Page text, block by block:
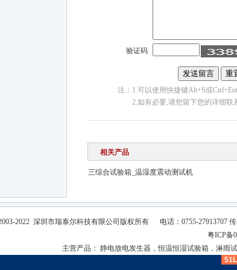
验证码
注：1.可以使用快捷键Alt+S或
2.如有必要,请您留下您的详细联
相关产品
三综合试验箱_温湿度震动测试机
2022 深圳市瑞泰尔科技有限公司 版权所有 电话：0755-27913707 传
粤ICP备
主营产品： 静电放电发生器，恒温恒湿试验箱，淋雨